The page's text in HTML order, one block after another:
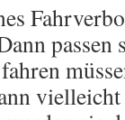
passen